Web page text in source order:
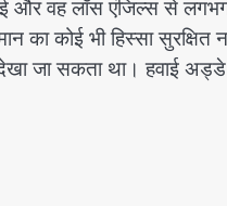
और वह लॉस एंजिल्स से
का कोई भी हिस्सा सुरक्षित
जा सकता था। हवाई